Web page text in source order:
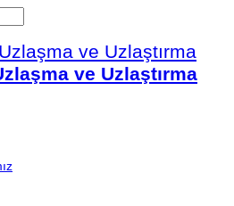
ve Uzlaştırma